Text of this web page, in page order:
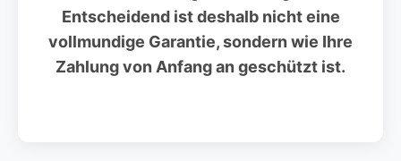
Entscheidend ist deshalb nicht eine
vollmundige Garantie, sondern wie Ihre
Zahlung von Anfang an geschützt ist.